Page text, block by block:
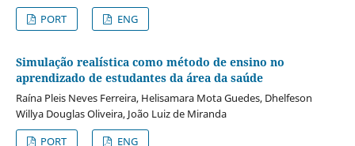
PORT
ENG
Simulação realística como método de ensino no
aprendizado de estudantes da área da saúde
Raína Pleis Neves Ferreira, Helisamara Mota Guedes, Dhelfeson
Willya Douglas Oliveira, João Luiz de Miranda
PORT
ENG